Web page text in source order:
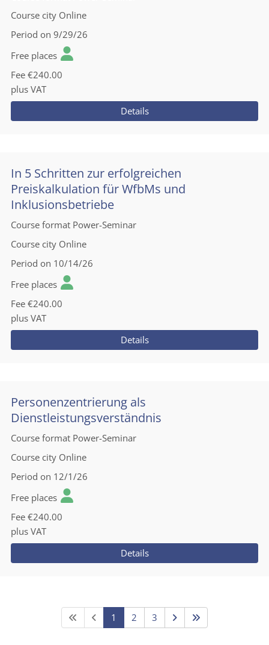
Course city Online
Period on 9/29/26
Free places
Fee €240.00
plus VAT
Details
In 5 Schritten zur erfolgreichen
Preiskalkulation für WfbMs und
Inklusionsbetriebe
Course format Power-Seminar
Course city Online
Period on 10/14/26
Free places
Fee €240.00
plus VAT
Details
Personenzentrierung als
Dienstleistungsverständnis
Course format Power-Seminar
Course city Online
Period on 12/1/26
Free places
Fee €240.00
plus VAT
Details
1 2 3